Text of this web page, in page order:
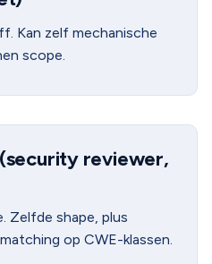
Kan zelf mechanische
scope.
reviewer,
Zelfde shape, plus
op CWE-klassen.